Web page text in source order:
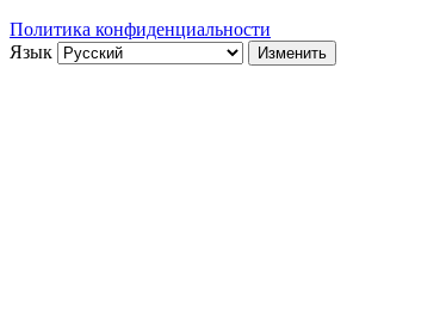
Политика конфиденциальности
Язык